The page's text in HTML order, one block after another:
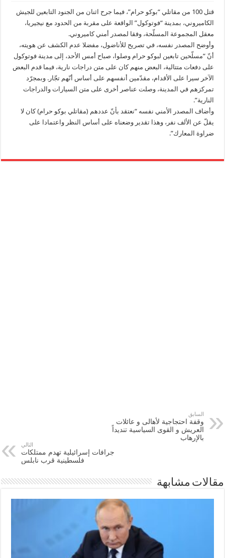
قتل 100 من مقاتلي “بوكو حرام”، فيما جرح اثنان من الجنود التابعين للجيش
الكاميروني، بمدينة “فوتوكول” الواقعة على مقربة من الحدود مع نيجيريا،
معقل المجموعة المسلّحة، وفقا لمصدر أمني كاميروني.
وأوضح المصدر نفسه، في تصريح للأناضول، مفضلا عدم الكشف عن هويته،
أنّ “مسلّحين تابعين لبوكو حرام وصلوا، صباح أمس الأحد، إلى مدينة فوتوكول
على دفعات متتالية، البعض منهم كان على متن دراجات نارية، فيما قدم البعض
الآخر سيرا على الأقدام، مقدّمين أنفسهم على أساس أنّهم تجّار. وبمجرّد
تمركزهم في المدينة، وصلت عناصر أخرى على متن السيارات والدراجات
النارية”.
وأضاف المصدر الأمني نفسه “نعتقد بأنّ عددهم (مقاتلي بوكو حرام) كان لا
يقلّ عن الألف نفر، وهذا تقدير وضعناه على أساس النظر واعتمادا على
ضراوة المعارك”.
السابق
وقفة احتجاجية لأهالى و عائلات
العريش و القوى السياسية تنديداً
بالإرهاب
التالي
جرافات إسرائيلية تهدم ممتلكات
فلسطينية قرب نابلس
مقالات مشابهة